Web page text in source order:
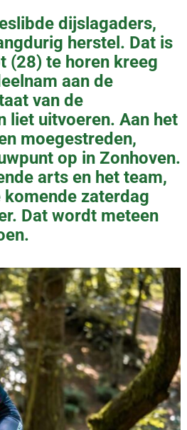
dijslagaders,
herstel. Dat is
(28) te horen kreeg
aan de
van de
liet uitvoeren. Aan het
moegestreden,
op in Zonhoven.
arts en het team,
zaterdag
Dat wordt meteen